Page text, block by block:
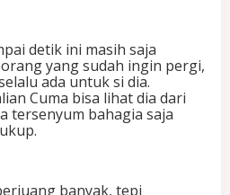
detik ini masih saja
yang sudah ingin pergi,
ada untuk si dia.
Cuma bisa lihat dia dari
tersenyum bahagia saja
banyak, tepi